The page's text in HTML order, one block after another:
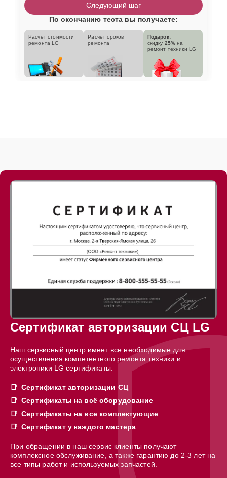
Следующий шаг
По окончанию теста вы получаете:
Расчет стоимости
ремонта LG
Расчет сроков
ремонта
Подарок:
скидку 25% на
ремонт техники LG
Сертификат авторизации СЦ LG
Наш сервисный центр имеет все необходимые для
осуществления компетентного ремонта техники и
электроники LG сертификаты:
Сертификат авторизации СЦ
Сертификаты на всё оборудование
Сертификаты на все комплектующие
Сертификат у каждого мастера
При обращении в наш сервис клиенты получают
комплексное обслуживание, а также гарантию до 2-3 лет на
все типы работ и используемых запчастей.